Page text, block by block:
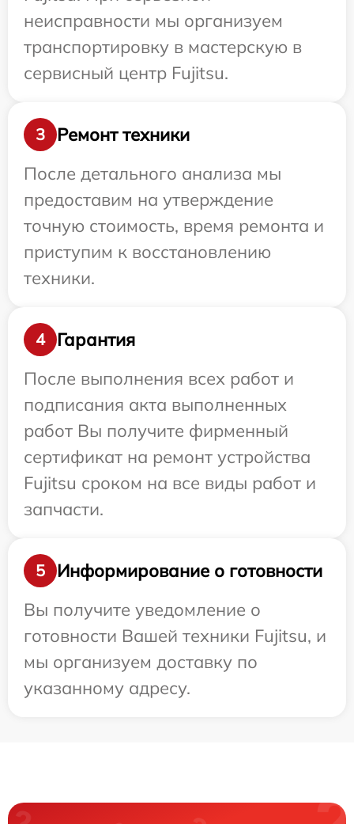
неисправности мы организуем
транспортировку в мастерскую в
сервисный центр Fujitsu.
3
Ремонт техники
После детального анализа мы
предоставим на утверждение
точную стоимость, время ремонта и
приступим к восстановлению
техники.
4
Гарантия
После выполнения всех работ и
подписания акта выполненных
работ Вы получите фирменный
сертификат на ремонт устройства
Fujitsu сроком на все виды работ и
запчасти.
5
Информирование о готовности
Вы получите уведомление о
готовности Вашей техники Fujitsu, и
мы организуем доставку по
указанному адресу.